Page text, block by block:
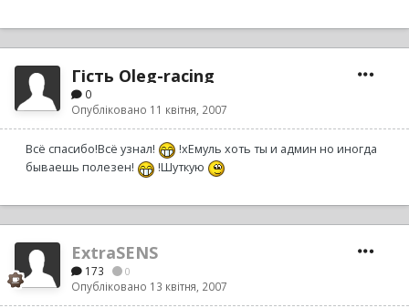
Гість Oleg-racing
0
Опубліковано 11 квітня, 2007
Всё спасибо!Всё узнал!
!хЕмуль хоть ты и админ но иногда
бываешь полезен!
!Шуткую
ExtraSENS
173 0
Опубліковано 13 квітня, 2007